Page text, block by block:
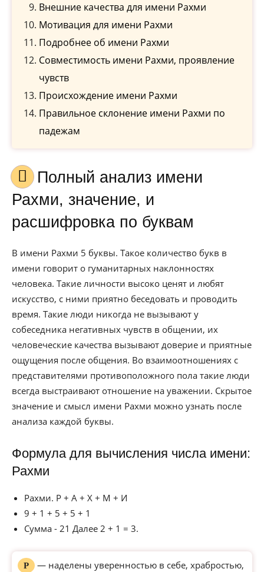
Внешние качества для имени Рахми
Мотивация для имени Рахми
Подробнее об имени Рахми
Совместимость имени Рахми, проявление
чувств
Происхождение имени Рахми
Правильное склонение имени Рахми по
падежам
Полный анализ имени
Рахми, значение, и
расшифровка по буквам
В имени Рахми 5 буквы. Такое количество букв в
имени говорит о гуманитарных наклонностях
человека. Такие личности высоко ценят и любят
искусство, с ними приятно беседовать и проводить
время. Такие люди никогда не вызывают у
собеседника негативных чувств в общении, их
человеческие качества вызывают доверие и приятные
ощущения после общения. Во взаимоотношениях с
представителями противоположного пола такие люди
всегда выстраивают отношение на уважении. Скрытое
значение и смысл имени Рахми можно узнать после
анализа каждой буквы.
Формула для вычисления числа имени:
Рахми
Рахми. Р + А + Х + М + И
9 + 1 + 5 + 5 + 1
Сумма - 21 Далее 2 + 1 = 3.
Р — наделены уверенностью в себе, храбростью,